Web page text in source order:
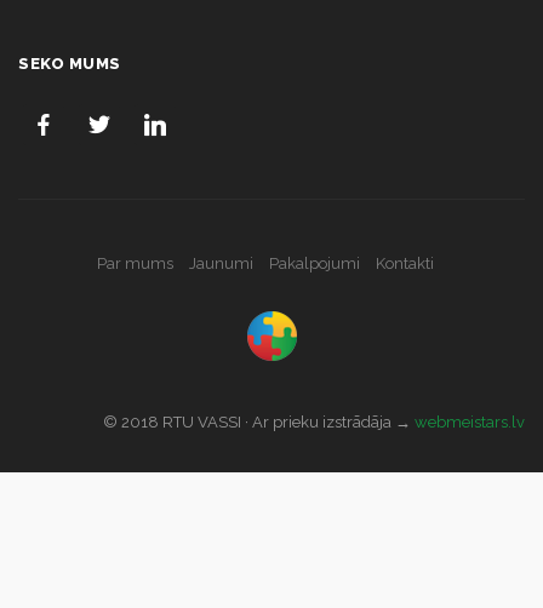
SEKO MUMS
Par mums Jaunumi Pakalpojumi Kontakti
© 2018 RTU VASSI · Ar prieku izstrādāja → webmeistars.lv